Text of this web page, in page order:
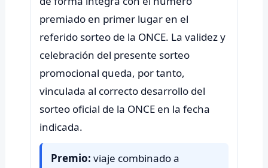
premiado en primer lugar en el
referido sorteo de la ONCE. La validez y
celebración del presente sorteo
promocional queda, por tanto,
vinculada al correcto desarrollo del
sorteo oficial de la ONCE en la fecha
Premio: viaje combinado a